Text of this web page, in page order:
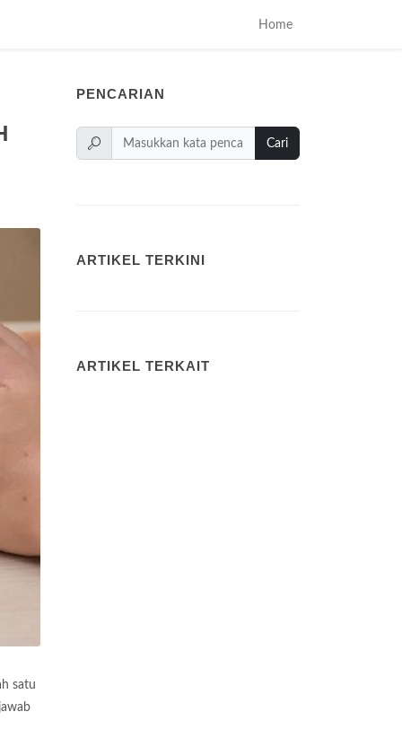
Home
satu
PENCARIAN
Cari
ARTIKEL TERKINI
ARTIKEL TERKAIT